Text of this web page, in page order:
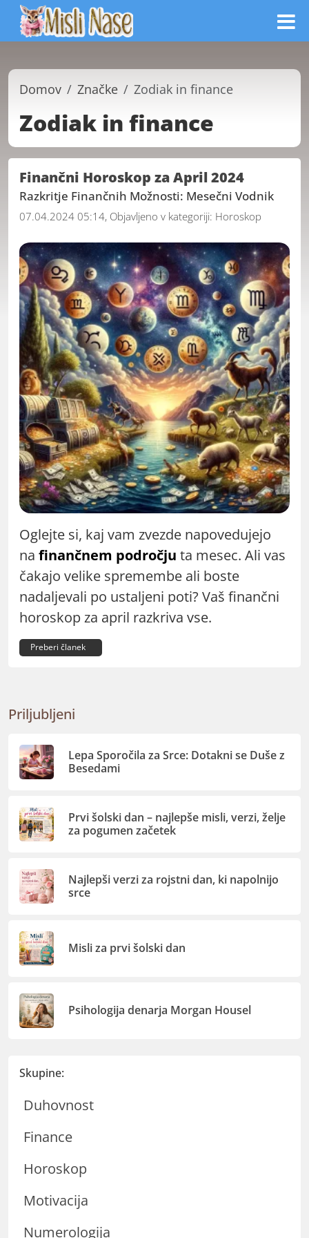
Domov Značke Zodiak in finance
Zodiak in finance
Finančni Horoskop za April 2024
Razkritje Finančnih Možnosti: Mesečni Vodnik
07.04.2024 05:14, Objavljeno v kategoriji: Horoskop
Oglejte si, kaj vam zvezde napovedujejo
na finančnem področju ta mesec. Ali vas
čakajo velike spremembe ali boste
nadaljevali po ustaljeni poti? Vaš finančni
horoskop za april razkriva vse.
Preberi članek
Priljubljeni
Lepa Sporočila za Srce: Dotakni se Duše z
Besedami
Prvi šolski dan – najlepše misli, verzi, želje
za pogumen začetek
Najlepši verzi za rojstni dan, ki napolnijo
srce
Misli za prvi šolski dan
Psihologija denarja Morgan Housel
Skupine:
Duhovnost
Finance
Horoskop
Motivacija
Numerologija